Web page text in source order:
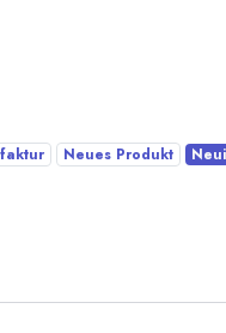
- Karamell - Weiß -
Neues Produkt